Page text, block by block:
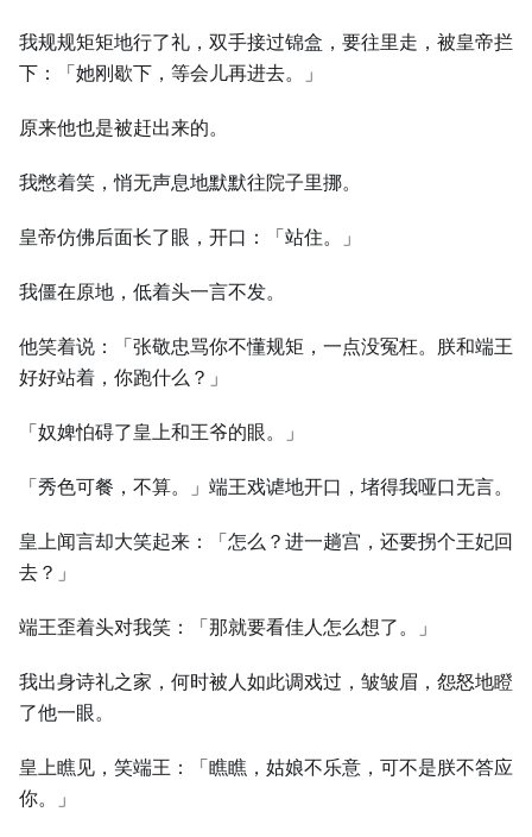
我规规矩矩地行了礼，双手接过锦盒，要往里走，被皇帝拦
下：「她刚歇下，等会儿再进去。」
原来他也是被赶出来的。
我憋着笑，悄无声息地默默往院子里挪。
皇帝仿佛后面长了眼，开口：「站住。」
我僵在原地，低着头一言不发。
他笑着说：「张敬忠骂你不懂规矩，一点没冤枉。朕和端王
好好站着，你跑什么？」
「奴婢怕碍了皇上和王爷的眼。」
「秀色可餐，不算。」端王戏谑地开口，堵得我哑口无言。
皇上闻言却大笑起来：「怎么？进一趟宫，还要拐个王妃回
去？」
端王歪着头对我笑：「那就要看佳人怎么想了。」
我出身诗礼之家，何时被人如此调戏过，皱皱眉，怨怒地瞪
了他一眼。
皇上瞧见，笑端王：「瞧瞧，姑娘不乐意，可不是朕不答应
你。」